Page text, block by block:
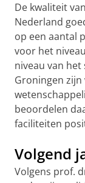
De kwaliteit
Nederland
op een aantal
voor het
niveau van
Groningen
beoordelen
faciliteiten
Volgend
Volgens prof.